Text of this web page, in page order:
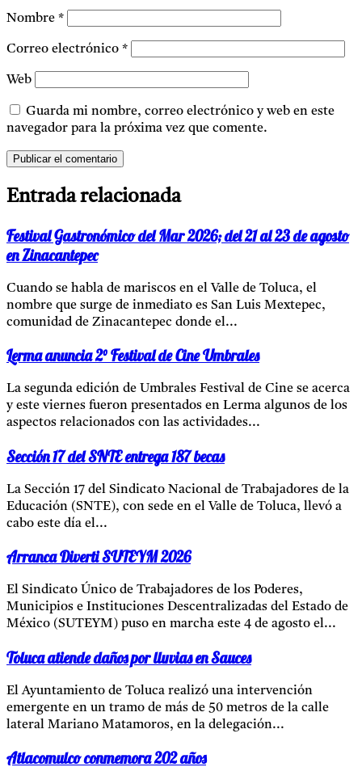
Nombre *
Correo electrónico *
Web
Guarda mi nombre, correo electrónico y web en este
navegador para la próxima vez que comente.
Entrada relacionada
Festival Gastronómico del Mar 2026; del 21 al 23 de agosto
en Zinacantepec
Cuando se habla de mariscos en el Valle de Toluca, el
nombre que surge de inmediato es San Luis Mextepec,
comunidad de Zinacantepec donde el...
Lerma anuncia 2° Festival de Cine Umbrales
La segunda edición de Umbrales Festival de Cine se acerca
y este viernes fueron presentados en Lerma algunos de los
aspectos relacionados con las actividades...
Sección 17 del SNTE entrega 187 becas
La Sección 17 del Sindicato Nacional de Trabajadores de la
Educación (SNTE), con sede en el Valle de Toluca, llevó a
cabo este día el...
Arranca Diverti SUTEYM 2026
El Sindicato Único de Trabajadores de los Poderes,
Municipios e Instituciones Descentralizadas del Estado de
México (SUTEYM) puso en marcha este 4 de agosto el...
Toluca atiende daños por lluvias en Sauces
El Ayuntamiento de Toluca realizó una intervención
emergente en un tramo de más de 50 metros de la calle
lateral Mariano Matamoros, en la delegación...
Atlacomulco conmemora 202 años